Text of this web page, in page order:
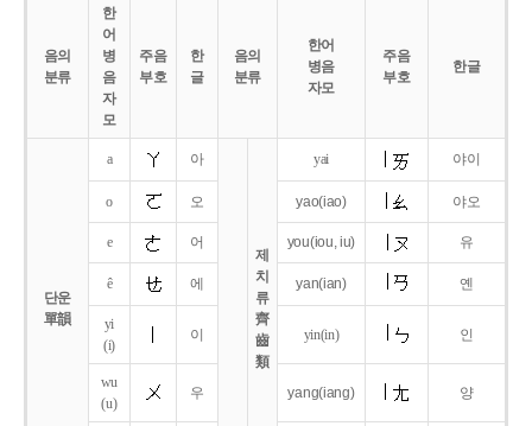
음의
분류
한
어
병
음
자
모
주음
부호
한
글
음의
분류
한어
병음
자모
주음
부호
한글
단운
單韻
a 아
제
치
류
齊
齒
類
yai 야이
o 오 yao(iao) 야오
e 어 you(iou,iu) 유
ê 에 yan(ian) 옌
yi
(i)
이 yin(in) 인
wu
(u)
우 yang(iang) 양